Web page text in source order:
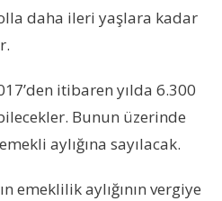
daha ileri yaşlara kadar
itibaren yılda 6.300
Bunun üzerinde
aylığına sayılacak.
emeklilik aylığının vergiye